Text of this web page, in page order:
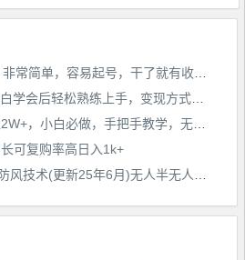
25年最新抖音掘金项目，非常简单，容易起号，干了就有收益那种
用AI制作电影不是梦，小白学会后轻松熟练上手，变现方式多样，日入2张+
带货无人直播，轻松月入2W+，小白必做，手把手教学，无脑操作(附学习资料)
可复购率高日入1k+
宝子哥·无人直播-非实时防风技术(更新25年6月)无人半无人直播